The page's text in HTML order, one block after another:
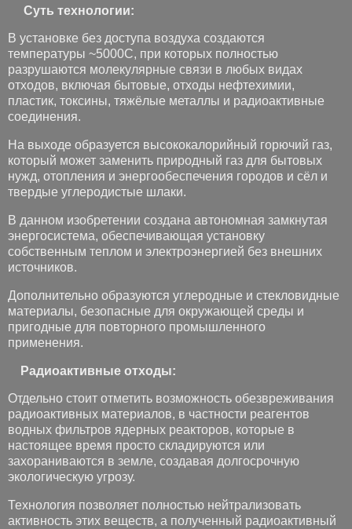
Суть технологии:
В установке без доступа воздуха создаются
температуры ~5000С, при которых полностью
разрушаются молекулярные связи в любых видах
отходов, включая бытовые, отходы нефтехимии,
пластик, токсины, тяжёлые металлы и радиоактивные
соединения.
На выходе образуется высококалорийный горючий газ,
который может заменить природный газ для бытовых
нужд, отопления и энергообеспечения городов и сёл и
твердые углеродистые шлаки.
В данном изобретении создана автономная замкнутая
энергосистема, обеспечивающая установку
собственным теплом и электроэнергией без внешних
источников.
Дополнительно образуются углеродные и стекловидные
материалы, безопасные для окружающей среды и
пригодные для повторного промышленного
применения.
Радиоактивные отходы:
Отдельно стоит отметить возможность обезвреживания
радиоактивных материалов, в частности реагентов
водных фильтров ядерных реакторов, которые в
настоящее время просто складируются или
захораниваются в земле, создавая долгосрочную
экологическую угрозу.
Технология позволяет полностью нейтрализовать
активность этих веществ, а полученный радиоактивный